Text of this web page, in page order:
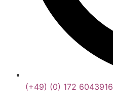
(+49) (0) 172 6043916